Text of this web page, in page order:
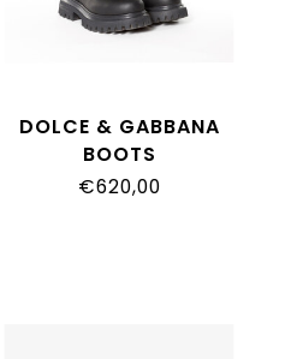
DOLCE & GABBANA
BOOTS
D11430_A0773_8B956
€620,00